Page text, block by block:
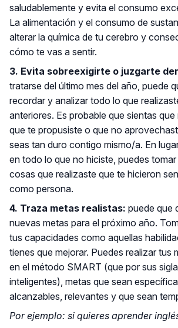
saludablemente y evita el consumo
La alimentación y el consumo de
alterar la química de tu cerebro y
cómo te vas a sentir.
3. Evita sobreexigirte o juzgarte
tratarse del último mes del año, puede
recordar y analizar todo lo que
anteriores. Es probable que sientas
que te propusiste o que no
seas tan duro contigo mismo/a. En
en todo lo que no hiciste, puedes
cosas que realizaste que te hicieron
como persona.
4. Traza metas realistas: puede que
nuevas metas para el próximo año.
tus capacidades como aquellas
tienes que mejorar. Puedes realizar tus
en el método SMART (que por sus
inteligentes), metas que sean
alcanzables, relevantes y que sean
Por ejemplo: si quieres aprender